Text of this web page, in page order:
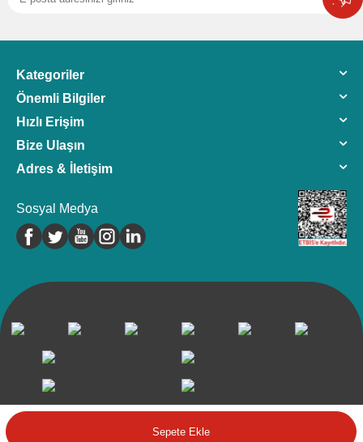
Sepete Ekle
Kategoriler
Önemli Bilgiler
Hızlı Erişim
Bize Ulaşın
Adres & İletişim
Sosyal Medya